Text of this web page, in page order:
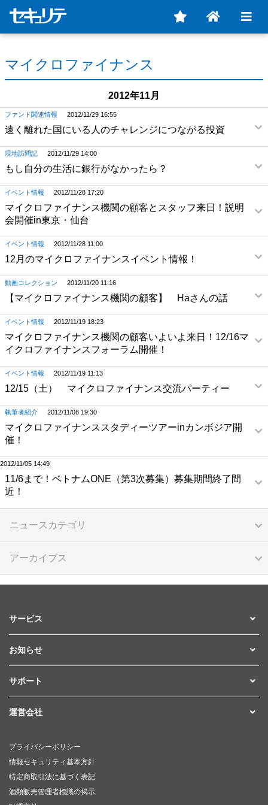
マイクロファイナンス
2012年11月
ファンド関連情報 2012/11/29 16:55
遠く離れた国にいる人のチャレンジにつながる投資
現地訪問記 2012/11/29 14:00
もし自分の生活に銀行がなかったら？
イベント情報 2012/11/28 17:20
マイクロファイナンス機関の顧客とスタッフ来日！説明
会開催in東京・仙台
イベント情報 2012/11/28 11:00
12月のマイクロファイナンスイベント情報！
動画コレクション 2012/11/20 11:16
【マイクロファイナンス機関の顧客】 Haさんの話
イベント情報 2012/11/19 18:23
マイクロファイナンス機関の顧客いよいよ来日！12/16マ
イクロファイナンスフォーラム開催！
イベント情報 2012/11/19 11:13
12/15（土） マイクロファイナンス交流パーティー
執筆者紹介 2012/11/08 19:30
マイクロファイナンススタディーツアーinカンボジア開
催！
2012/11/05 14:49
11/6まで！ベトナムONE（第3次募集）募集期間終了間
近！
ニュースカテゴリ
アーカイブス
サービス
お知らせ
サポート
運営会社
プライバシーポリシー
情報セキュリティ基本方針
特定商取引法に基づく表記
酒類販売管理者標識の掲示